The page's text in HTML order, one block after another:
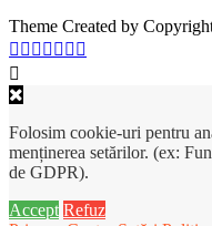
Theme Created by
Folosim cookie-uri pentru
menținerea setărilor. (ex:
de GDPR).
Accept Refuz